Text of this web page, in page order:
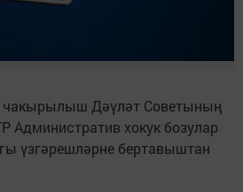
чакырылыш Дәүләт Советының
хокук бозулар
үзгәрешләрне бертавыштан